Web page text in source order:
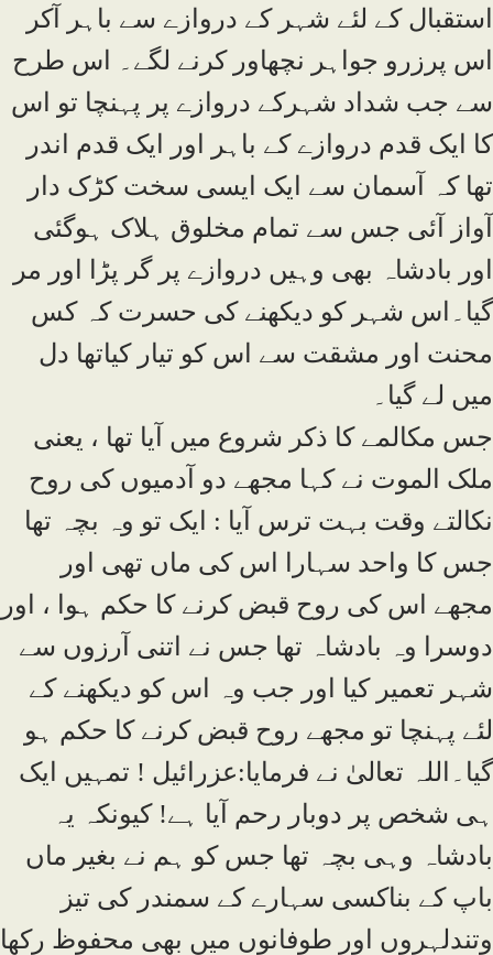
استقبال کے لئے شہر کے دروازے سے باہر آکر
اس پرزرو جواہر نچھاور کرنے لگے۔ اس طرح
سے جب شداد شہرکے دروازے پر پہنچا تو اس
کا ایک قدم دروازے کے باہر اور ایک قدم اندر
تھا کہ آسمان سے ایک ایسی سخت کڑک دار
آواز آئی جس سے تمام مخلوق ہلاک ہوگئی
اور بادشاہ بھی وہیں دروازے پر گر پڑا اور مر
گیا۔اس شہر کو دیکھنے کی حسرت کہ کس
محنت اور مشقت سے اس کو تیار کیاتھا دل
میں لے گیا۔
جس مکالمے کا ذکر شروع میں آیا تھا ، یعنی
ملک الموت نے کہا مجھے دو آدمیوں کی روح
نکالتے وقت بہت ترس آیا : ایک تو وہ بچہ تھا
جس کا واحد سہارا اس کی ماں تھی اور
مجھے اس کی روح قبض کرنے کا حکم ہوا ، اور
دوسرا وہ بادشاہ تھا جس نے اتنی آرزوں سے
شہر تعمیر کیا اور جب وہ اس کو دیکھنے کے
لئے پہنچا تو مجھے روح قبض کرنے کا حکم ہو
گیا۔اللہ تعالیٰ نے فرمایا:عزرائیل ! تمہیں ایک
ہی شخص پر دوبار رحم آیا ہے! کیونکہ یہ
بادشاہ وہی بچہ تھا جس کو ہم نے بغیر ماں
باپ کے بناکسی سہارے کے سمندر کی تیز
وتندلہروں اور طوفانوں میں بھی محفوظ رکھا